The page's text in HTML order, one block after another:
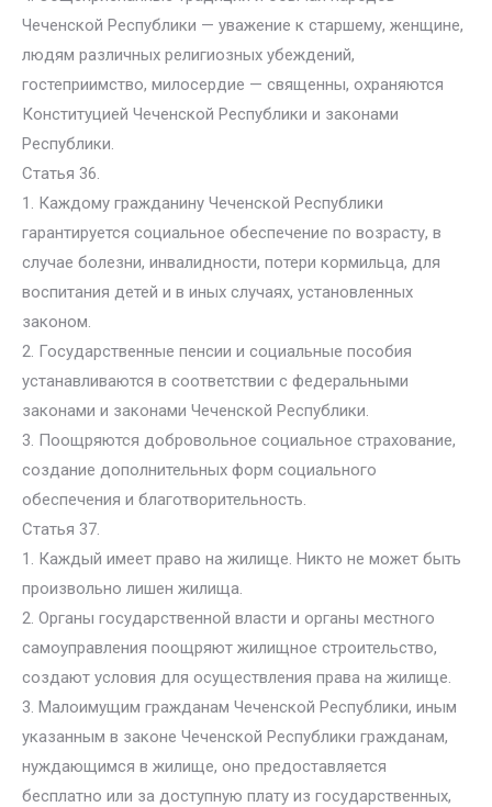
Чеченской Республики — уважение к старшему, женщине,
людям различных религиозных убеждений,
гостеприимство, милосердие — священны, охраняются
Конституцией Чеченской Республики и законами
Республики.
Статья 36.
1. Каждому гражданину Чеченской Республики
гарантируется социальное обеспечение по возрасту, в
случае болезни, инвалидности, потери кормильца, для
воспитания детей и в иных случаях, установленных
законом.
2. Государственные пенсии и социальные пособия
устанавливаются в соответствии с федеральными
законами и законами Чеченской Республики.
3. Поощряются добровольное социальное страхование,
создание дополнительных форм социального
обеспечения и благотворительность.
Статья 37.
1. Каждый имеет право на жилище. Никто не может быть
произвольно лишен жилища.
2. Органы государственной власти и органы местного
самоуправления поощряют жилищное строительство,
создают условия для осуществления права на жилище.
3. Малоимущим гражданам Чеченской Республики, иным
указанным в законе Чеченской Республики гражданам,
нуждающимся в жилище, оно предоставляется
бесплатно или за доступную плату из государственных,